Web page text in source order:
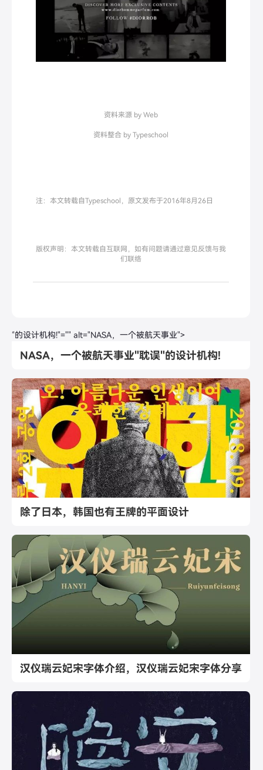
资料来源 by Web
资料整合 by Typeschool
注：本文转载自Typeschool，原文发布于2016年8月26日
版权声明：本文转载自互联网，如有问题请通过意见反馈与我
们联络
"的设计机构!"="" alt="NASA，一个被航天事业">
NASA，一个被航天事业"耽误"的设计机构!
除了日本，韩国也有王牌的平面设计
汉仪瑞云妃宋字体介绍，汉仪瑞云妃宋字体分享